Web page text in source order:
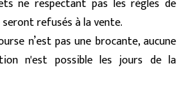
ne respectant pas les règles de
refusés à la vente.
n’est pas une brocante, aucune
n'est possible les jours de la